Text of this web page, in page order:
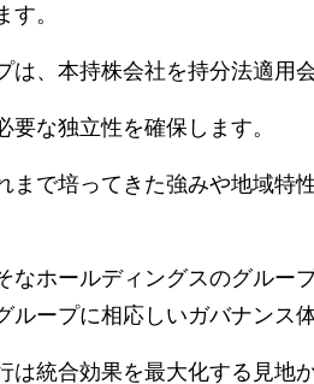
。
、本持株会社を持分法適用
な独立性を確保します。
まで培ってきた強みや地域特
なホールディングスのグルー
ープに相応しいガバナンス
は統合効果を最大化する見地